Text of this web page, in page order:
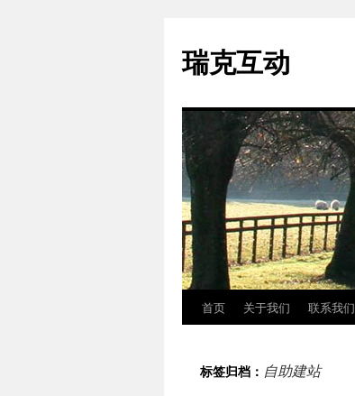
瑞克互动
正
首页 关于我们 联系我们
标签归档： 自助建站